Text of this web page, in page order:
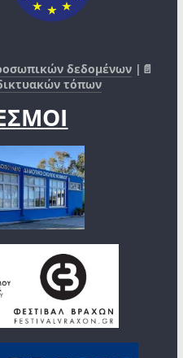
δεδομένων |📄
τόπων